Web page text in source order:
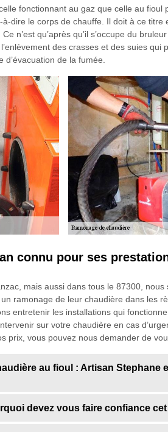
fonctionnant au gaz que celle au fioul
à-dire le corps de chauffe. Il doit à ce
n’est qu’après qu’il s’occupe du
des crasses et des suies qui
de la fumée.
connu pour ses
mais aussi dans tous le 87300,
ramonage de leur chaudière dans les
entretenir les installations qui
sur votre chaudière en cas
prix, vous pouvez nous demander de
au fioul : Artisan Stephane
devez vous faire confiance